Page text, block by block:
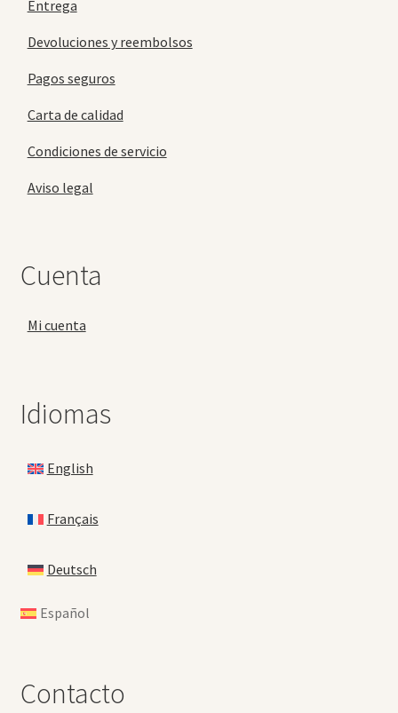
Entrega
Devoluciones y reembolsos
Pagos seguros
Carta de calidad
Condiciones de servicio
Aviso legal
Cuenta
Mi cuenta
Idiomas
English
Français
Deutsch
Español
Contacto